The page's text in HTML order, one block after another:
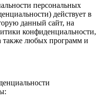
персональных
действует в
данный сайт, на
конфиденциальности,
также любых программ и